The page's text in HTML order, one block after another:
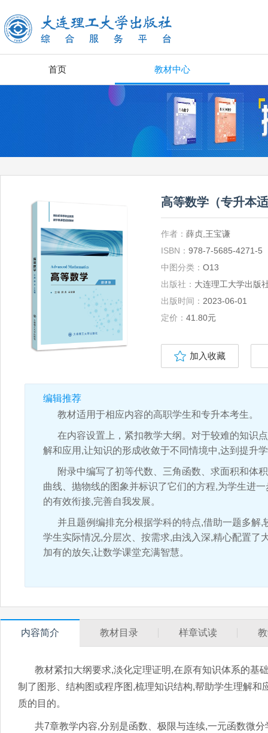
首页 教材中心
高等数学（专升本
作者： 薛贞,王宝谦
ISBN： 978-7-5685-4271-5
中图分类： O13
出版社： 大连理工大学出版
出版时间： 2023-06-01
定价： 41.80元
加入收藏
编辑推荐
教材适用于相应内容的高职学生和专升本考生。
在内容设置上，紧扣教学大纲。对于较难的知识
解和应用,让知识的形成收敛于不同情境中,达到提升
附录中编写了初等代数、三角函数、求面积和体
曲线、抛物线的图象并标识了它们的方程,为学生进
的有效衔接,完善自我发展。
并且题例编排充分根据学科的特点,借助一题多解
学生实际情况,分层次、按需求,由浅入深,精心配置了
加有的放矢,让数学课堂充满智慧。
内容简介 教材目录 样章试读
教材紧扣大纲要求,淡化定理证明,在原有知识体系的基
制了图形、结构图或程序图,梳理知识结构,帮助学生理解
质的目的。
共7章教学内容,分别是函数、极限与连续,一元函数微